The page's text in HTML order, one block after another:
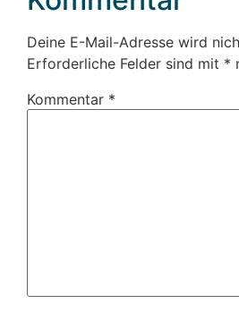
Deine E-Mail-Adresse wird
Erforderliche Felder sind mit *
Kommentar *